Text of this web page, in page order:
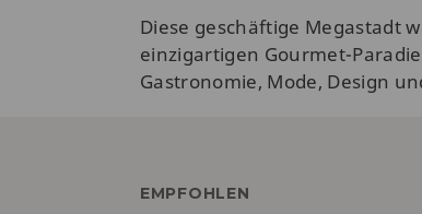
Diese geschäftige Megastadt
einzigartigen Gourmet-
Gastronomie, Mode, Design
EMPFOHLEN